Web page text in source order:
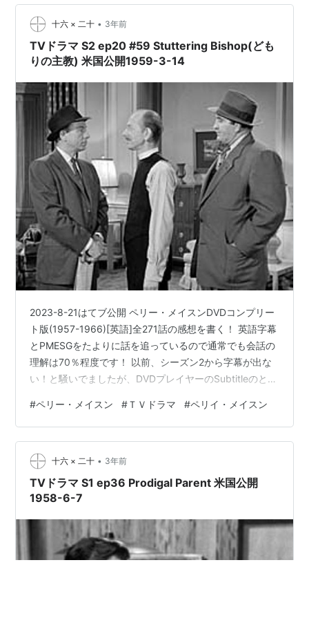
ル写真だとちょっとイメージが違うなあ、と思ってたん
ですが、 デラもトラッグもバーガーも非常に良い。 小説
シリーズの日本での復活を…
十六 × 二十 • 3年前
TVドラマ S2 ep20 #59 Stuttering Bishop(ども
りの主教) 米国公開1959-3-14
2023-8-21はてブ公開 ペリー・メイスンDVDコンプリー
ト版(1957-1966)[英語]全271話の感想を書く！ 英語字幕
とPMESGをたよりに話を追っているので通常でも会話の
理解は70％程度です！ 以前、シーズン2から字幕が出な
い！と騒いでましたが、DVDプレイヤーのSubtitleのとこ
っさり出てきました。前にダメだと思ってたエピソード
もこの方法で無事表示されたのでシーズン全話に字幕が
用意されてるみたい。よかったよかった。 トリビアは
Perry Mason TV Series Wiki | EpisodePages …
#ペリー・メイスン #ＴＶドラマ #ペリイ・メイスン
十六 × 二十 • 3年前
TVドラマ S1 ep36 Prodigal Parent 米国公開
1958-6-7